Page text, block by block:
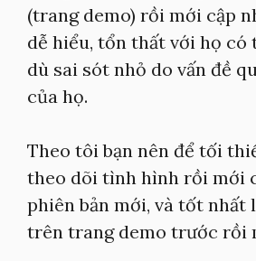
(trang demo) rồi mới cập
dễ hiểu, tổn thất với họ có
dù sai sót nhỏ do vấn đề
của họ.
Theo tôi bạn nên để tối
theo dõi tình hình rồi mới
phiên bản mới, và tốt nhất
trên trang demo trước rồi